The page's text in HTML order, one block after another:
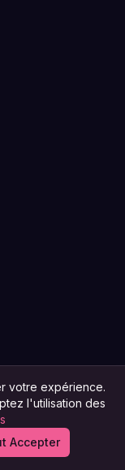
votre expérience.
l'utilisation des
Accepter